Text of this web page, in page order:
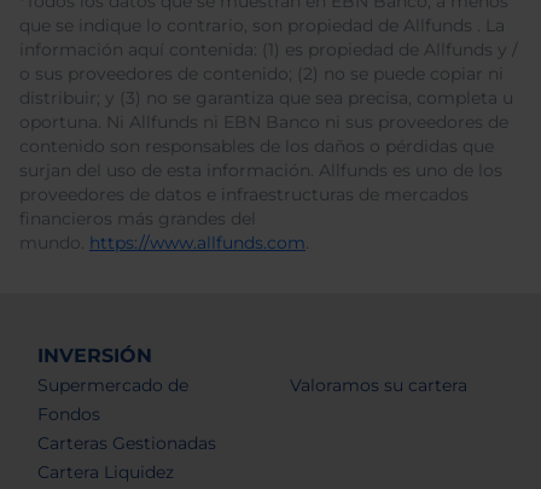
que se indique lo contrario, son propiedad de Allfunds . La
información aquí contenida: (1) es propiedad de Allfunds y /
o sus proveedores de contenido; (2) no se puede copiar ni
distribuir; y (3) no se garantiza que sea precisa, completa u
oportuna. Ni Allfunds ni EBN Banco ni sus proveedores de
contenido son responsables de los daños o pérdidas que
surjan del uso de esta información. Allfunds es uno de los
proveedores de datos e infraestructuras de mercados
financieros más grandes del
mundo. https://www.allfunds.com.
INVERSIÓN
Supermercado de
Fondos
Carteras Gestionadas
Cartera Liquidez
Valoramos su cartera